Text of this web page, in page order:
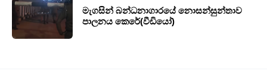
මැගසින් බන්ධනාගාරයේ නොසන්සුන්තාව
පාලනය කෙරේ(වීඩියෝ)